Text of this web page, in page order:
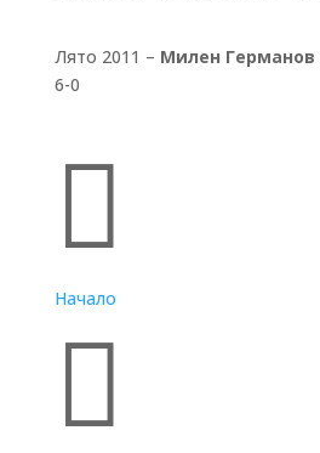
Лято 2011 – Милен Германов
6-0

Начало
